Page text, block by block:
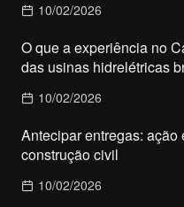
10/02/2026
O que a experiência no
das usinas hidrelétricas
10/02/2026
Antecipar entregas:
construção civil
10/02/2026